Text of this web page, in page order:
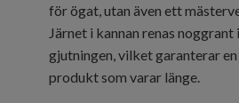
för ögat, utan även ett
Järnet i kannan renas noggrant
gjutningen, vilket garanterar
produkt som varar länge.